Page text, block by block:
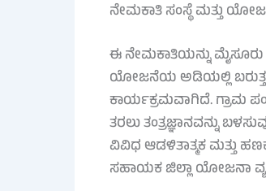
ನೇಮಕಾತಿ ಸಂಸ್ಥೆ ಮತ್ತು
ಈ ನೇಮಕಾತಿಯನ್ನು
ಯೋಜನೆಯ ಅಡಿಯಲ್ಲಿ
ಕಾರ್ಯಕ್ರಮವಾಗಿದೆ. ಗ್ರಾಮ
ತರಲು ತಂತ್ರಜ್ಞಾನವನ್ನು
ವಿವಿಧ ಆಡಳಿತಾತ್ಮಕ ಮತ್ತು
ಸಹಾಯಕ ಜಿಲ್ಲಾ ಯೋಜನಾ